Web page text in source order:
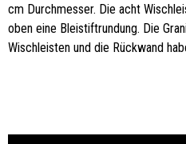
cm Durchmesser. Die acht
oben eine Bleistiftrundung. Die
Wischleisten und die Rückwand